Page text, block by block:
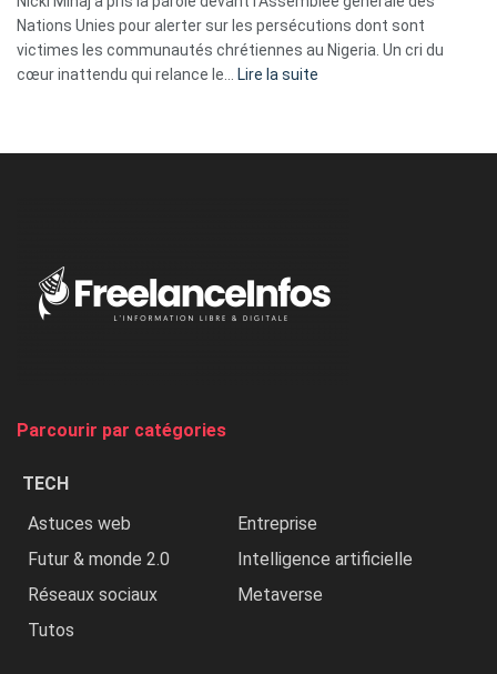
tripes »
Nations Unies pour alerter sur les persécutions dont sont
victimes les communautés chrétiennes au Nigeria. Un cri du
cœur inattendu qui relance le…
Lire la suite
Nigeria,
Parcourir par catégories
TECH
Astuces web
Entreprise
Futur & monde 2.0
Intelligence artificielle
Réseaux sociaux
Metaverse
Tutos